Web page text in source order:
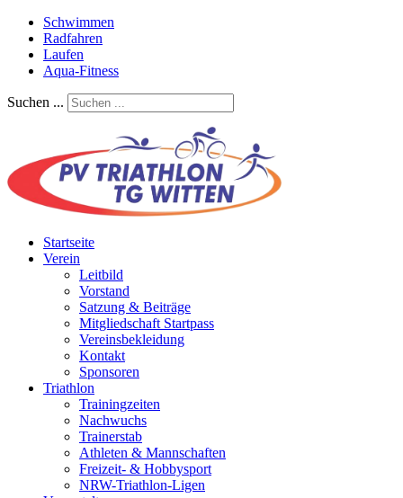
Schwimmen
Radfahren
Laufen
Aqua-Fitness
Suchen ...
Startseite
Verein
Leitbild
Vorstand
Satzung & Beiträge
Mitgliedschaft Startpass
Vereinsbekleidung
Kontakt
Sponsoren
Triathlon
Trainingzeiten
Nachwuchs
Trainerstab
Athleten & Mannschaften
Freizeit- & Hobbysport
NRW-Triathlon-Ligen